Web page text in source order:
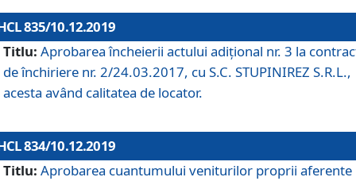
835/10.12.2019
Titlu: Aprobarea încheierii actului adițional nr. 3 la
de închiriere nr. 2/24.03.2017, cu S.C. STUPINIREZ S.R.L.,
acesta având calitatea de locator.
834/10.12.2019
Titlu: Aprobarea cuantumului veniturilor proprii aferente